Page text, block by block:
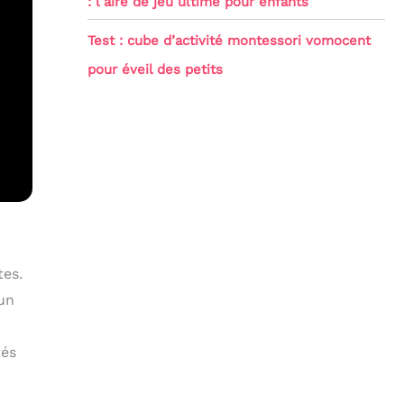
Test : cube d’activité montessori vomocent
pour éveil des petits